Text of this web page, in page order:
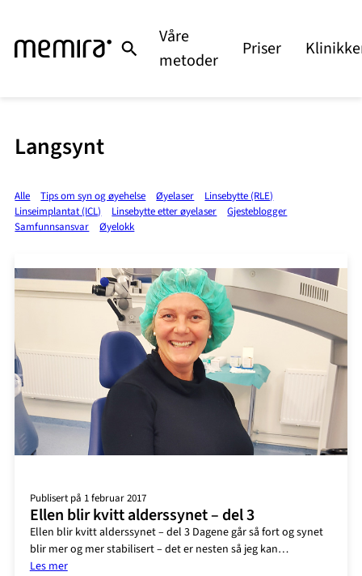
Våre
metoder
Priser
Langsynt
Alle Tips om syn og øyehelse Øyelaser
Linsebytte (RLE)
Linseimplantat (ICL)
Linsebytte etter øyelaser
Gjesteblogger
Samfunnsansvar
Øyelokk
Publisert på 1 februar 2017
Ellen blir kvitt alderssynet – del 3
Ellen blir kvitt alderssynet – del 3 Dagene går så fort og synet
blir mer og mer stabilisert – det er nesten så jeg kan…
Les mer: